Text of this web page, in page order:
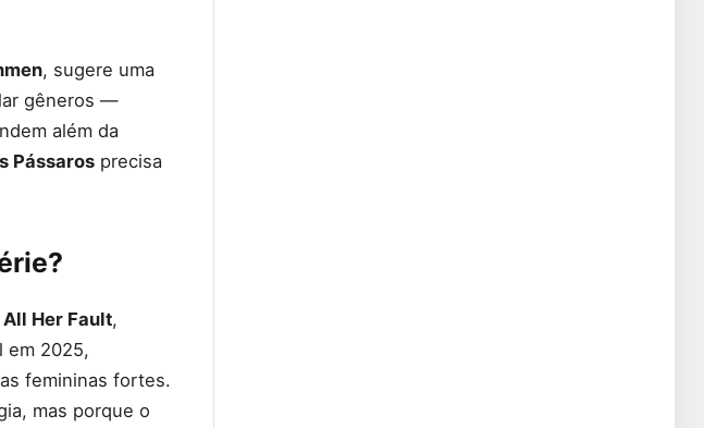
, sugere uma
gêneros —
além da
Pássaros precisa
All Her Fault,
em 2025,
femininas fortes.
mas porque o